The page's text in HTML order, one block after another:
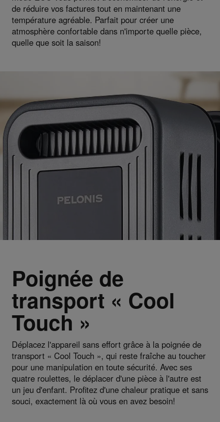
de réduire vos factures tout en maintenant une
température agréable. Parfait pour créer une
atmosphère confortable dans n'importe quelle pièce,
quelle que soit la saison!
Poignée de
transport « Cool
Touch »
Déplacez l'appareil sans effort grâce à la poignée de
transport « Cool Touch », qui reste fraîche au toucher
pour une manipulation en toute sécurité. Avec ses
quatre roulettes, le déplacer d'une pièce à l'autre est
un jeu d'enfant. Profitez d'une chaleur pratique et sans
souci, exactement là où vous en avez besoin!